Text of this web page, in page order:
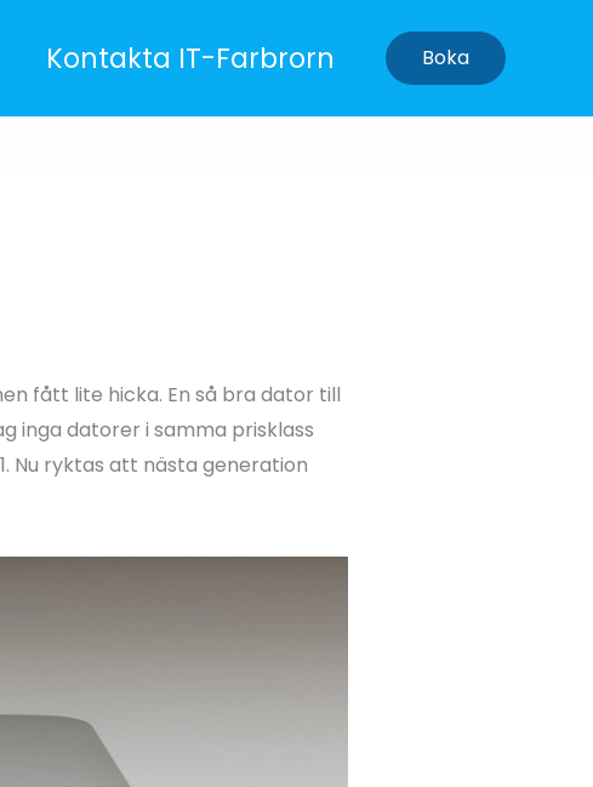
Kontakta IT-Farbrorn Boka
fått lite hicka. En så bra dator till
inga datorer i samma prisklass
Nu ryktas att nästa generation